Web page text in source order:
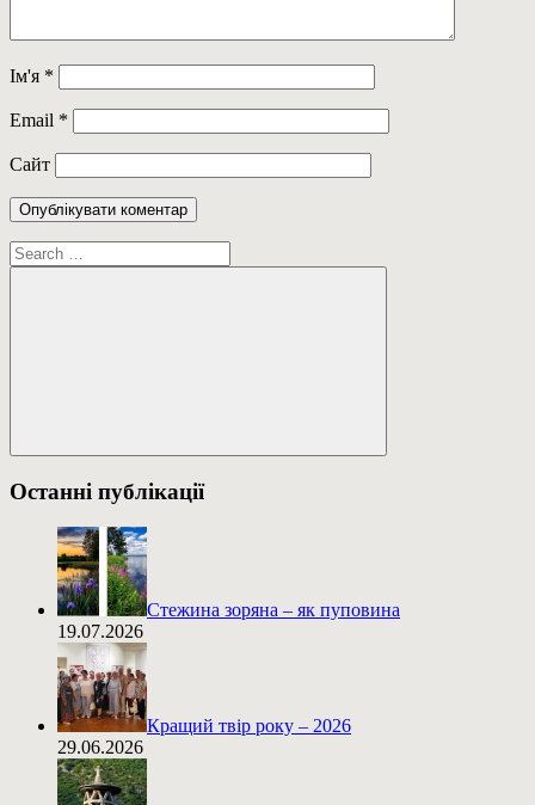
Ім'я *
Email *
Сайт
Пошук:
Пошук
Останні публікації
Стежина зоряна – як пуповина
19.07.2026
Кращий твір року – 2026
29.06.2026